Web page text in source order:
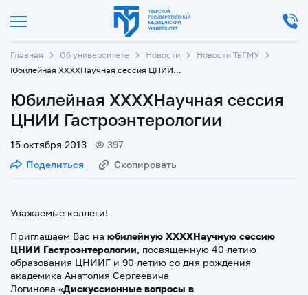
Главная Об университете Новости
Новости ТвГМУ
Юбилейная XXXXНаучная сессия ЦНИИ Гастроэнтерологии
Юбилейная XXXXНаучная сессия
ЦНИИ Гастроэнтерологии
15 октября 2013
397
Поделиться
Скопировать
Уважаемые коллеги!
Приглашаем Вас на юбилейную XXXXНаучную сессию
ЦНИИ Гастроэнтерологии, посвященную 40-летию
образования ЦНИИГ и 90-летию со дня рождения
академика Анатолия Сергеевича
Логинова «Дискуссионные вопросы в